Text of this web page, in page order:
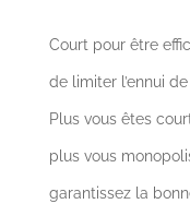
Court pour être
de limiter l’ennui
Plus vous êtes
plus vous
garantissez la